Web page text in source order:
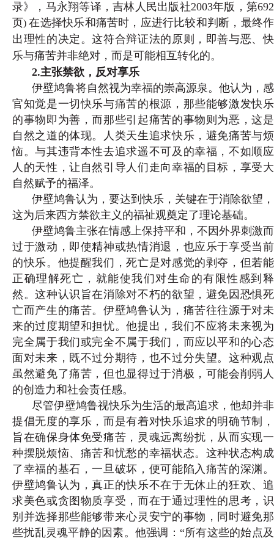
录》，马永翔等译，吉林人民出版社2003年版，第692
页)在选择快乐和痛苦时，应进行比较和判断，最终作
出理性的决定。这符合辩证法的原则，即善与恶、快
乐与痛苦并非绝对，而是可能相互转化的。
2.主张禁欲，反对享乐
伊壁鸠鲁将自然视为幸福的崇高源泉。他认为，感
官知觉是一切快乐与痛苦的根源，那些能够激发快乐
的事物即为善，而那些引起痛苦的事物则为恶，这是
自然之道的体现。人类天生追求快乐，避免痛苦与烦
恼。与其违背本性去追求遥不可及的幸福，不如顺应
人的天性，让自然引导人们走向幸福的目标，享受大
自然赋予的福泽。
伊壁鸠鲁认为，要达到快乐，关键在于消除欲望，
这为后来西方禁欲主义的福祉观奠定了理论基础。
伊壁鸠鲁主张在情感上保持平和，不因外界刺激而
过于激动，即使精神或热情消退，也应乐于享受当前
的快乐。他提醒我们，死亡是对感觉的剥夺，但若能
正确理解死亡，就能使我们对生命的有限性感到释
然。这种认识旨在消除对不朽的欲望，避免因恐惧死
亡而产生的痛苦。伊壁鸠鲁认为，痛苦往往源于对未
来的过度期望和担忧。他提出，我们不应将未来视为
完全属于我们或完全不属于我们，而应以平和的心态
面对未来，既不过分期待，也不过分失望。这种观点
虽然避免了痛苦，但也显得过于消极，可能会削弱人
的创造力和社会责任感。
尽管伊壁鸠鲁视快乐为生活的最高追求，他却并非
提倡无度的享乐，而是有着对快乐追求的明确节制，
旨在确保身体免受痛苦，灵魂远离纷扰，从而实现一
种摆脱烦恼、痛苦和忧愁的幸福状态。这种状态构成
了幸福的基石，一旦破坏，便可能陷入痛苦的深渊。
伊壁鸠鲁认为，真正的快乐不在于无休止的狂欢、追
求美色或贪图物质享受，而在于通过理性的思考，识
别并选择那些能够带来心灵 安宁的事物，同时避免那
些扰乱灵魂平静的因素。他强调：“所有这些的始点及